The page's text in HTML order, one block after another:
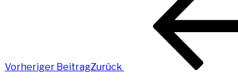
Vorheriger BeitragZurück